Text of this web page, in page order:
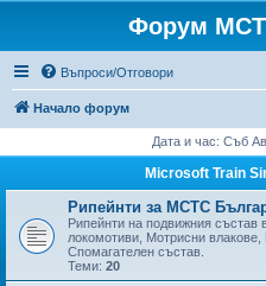
Форум
Въпроси/Отговори
Начало форум
Дата и час: Съб
Microsoft Train
Рипейнти за МСТС
Рипейнти на подвижния състав
локомотиви, Мотрисни влакове,
Спомагателен състав.
Теми: 20